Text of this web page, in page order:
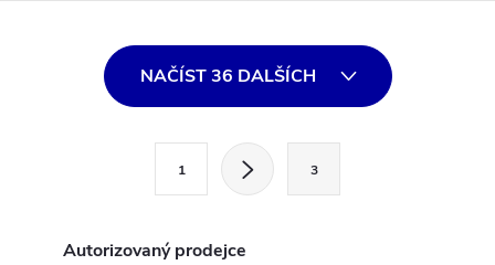
NAČÍST 36 DALŠÍCH
1 3
Autorizovaný prodejce